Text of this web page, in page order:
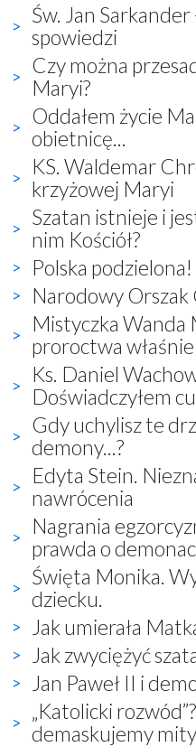
Św. Jan
spowiedzi
Czy można
Maryi?
Oddałem życie
obietnicę...
KS. Waldemar
krzyżowej Maryi
Szatan istnieje i
nim Kościół?
Polska
Narodowy
Mistyczka Wanda
proroctwa
Ks. Daniel
Doświadczyłem
Gdy uchylisz te
demony...?
Edyta Stein.
nawrócenia
Nagrania
prawda o
Święta Monika.
dziecku.
Jak umierała
Jak zwyciężyć
Jan Paweł II i
„Katolicki
demaskujemy mity